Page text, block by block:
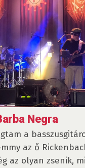
Negra
a
az ő
az olyan zsenik,